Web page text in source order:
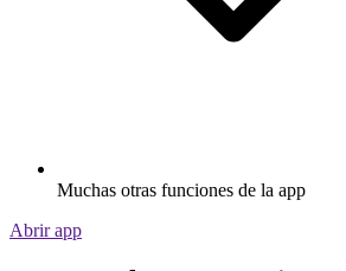
Muchas otras funciones de la app
Abrir app